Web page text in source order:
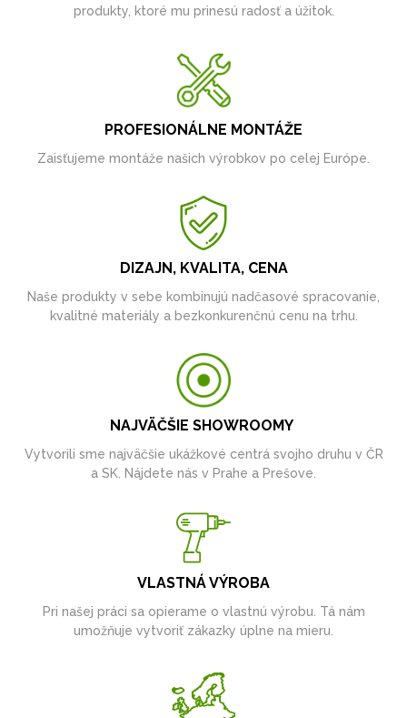
produkty, ktoré mu prinesú radosť a úžitok.
PROFESIONÁLNE MONTÁŽE
Zaisťujeme montáže našich výrobkov po celej Európe.
DIZAJN, KVALITA, CENA
Naše produkty v sebe kombinujú nadčasové spracovanie,
kvalitné materiály a bezkonkurenčnú cenu na trhu.
NAJVÄČŠIE SHOWROOMY
Vytvorili sme najväčšie ukážkové centrá svojho druhu v ČR
a SK. Nájdete nás v Prahe a Prešove.
VLASTNÁ VÝROBA
Pri našej práci sa opierame o vlastnú výrobu. Tá nám
umožňuje vytvoriť zákazky úplne na mieru.